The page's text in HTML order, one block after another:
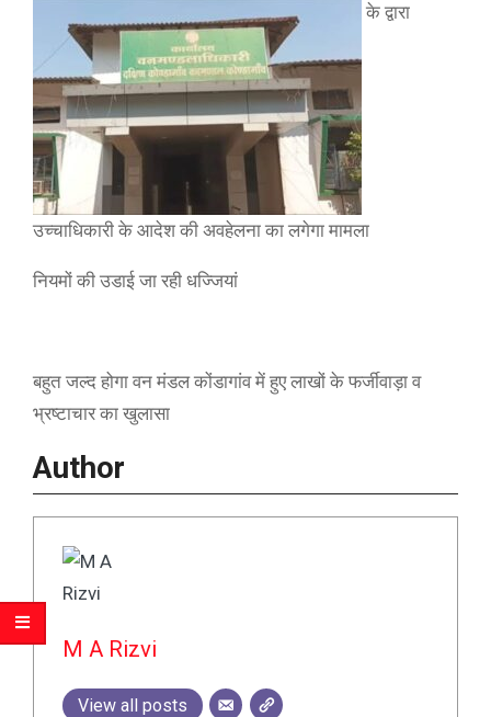
के द्वारा
उच्चाधिकारी के आदेश की अवहेलना का लगेगा मामला
नियमों की उडाई जा रही धज्जियां
बहुत जल्द होगा वन मंडल कोंडागांव में हुए लाखों के फर्जीवाड़ा व
भ्रष्टाचार का खुलासा
Author
M A Rizvi
View all posts